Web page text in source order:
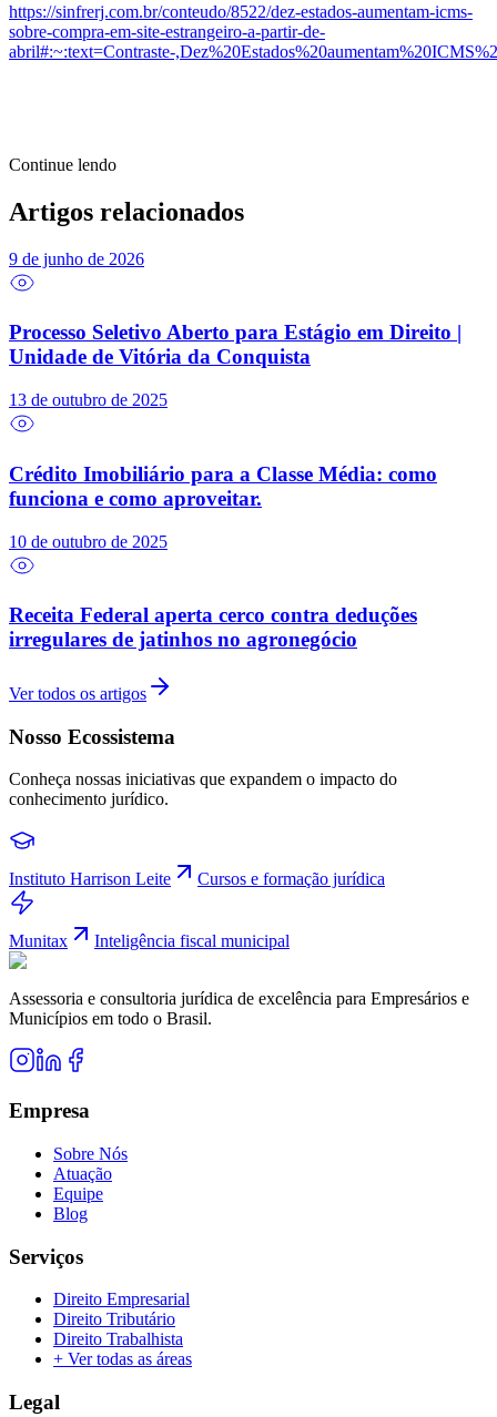
https://sinfrerj.com.br/conteudo/8522/dez-estados-aumentam-icms-
sobre-compra-em-site-estrangeiro-a-partir-de-
abril#:~:text=Contraste-
Continue lendo
Artigos relacionados
9 de junho de 2026
Processo Seletivo Aberto para Estágio em Direito |
Unidade de Vitória da Conquista
13 de outubro de 2025
Crédito Imobiliário para a Classe Média: como
funciona e como aproveitar.
10 de outubro de 2025
Receita Federal aperta cerco contra deduções
irregulares de jatinhos no agronegócio
Ver todos os artigos
Nosso Ecossistema
Conheça nossas iniciativas que expandem o impacto do
conhecimento jurídico.
Instituto Harrison Leite Cursos e formação jurídica
Munitax Inteligência fiscal municipal
Assessoria e consultoria jurídica de excelência para Empresários e
Municípios em todo o Brasil.
Empresa
Sobre Nós
Atuação
Equipe
Blog
Serviços
Direito Empresarial
Direito Tributário
Direito Trabalhista
+ Ver todas as áreas
Legal